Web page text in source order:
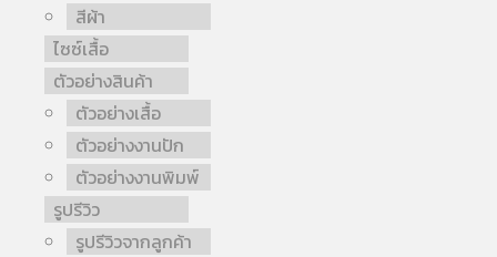
สีผ้า
ไซซ์เสื้อ
ตัวอย่างสินค้า
ตัวอย่างเสื้อ
ตัวอย่างงานปัก
ตัวอย่างงานพิมพ์
รูปรีวิว
รูปรีวิวจากลูกค้า